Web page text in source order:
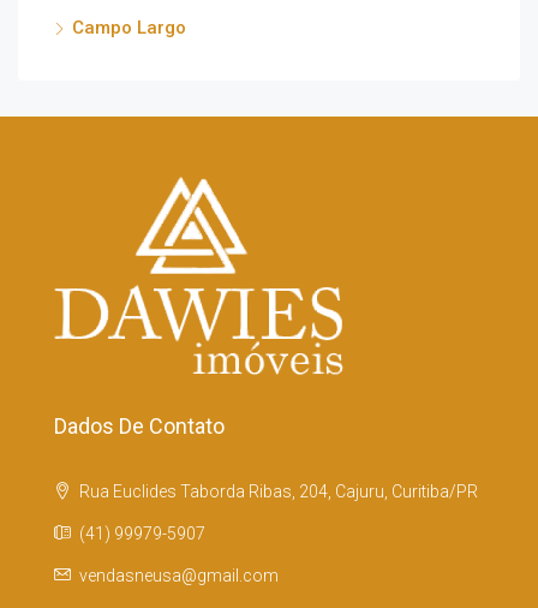
Campo Largo
Dados De Contato
Rua Euclides Taborda Ribas, 204, Cajuru, Curitiba/PR
(41) 99979-5907
vendasneusa@gmail.com